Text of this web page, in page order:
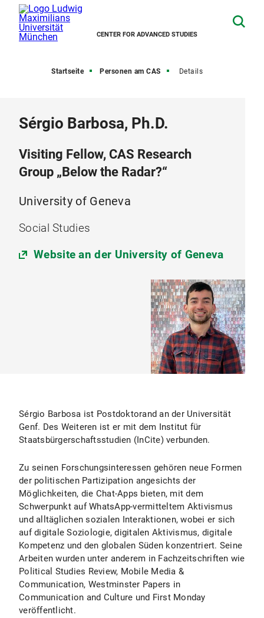
CENTER FOR ADVANCED STUDIES
Startseite Personen am CAS Details
Sérgio Barbosa, Ph.D.
Visiting Fellow, CAS Research
Group „Below the Radar?“
University of Geneva
Social Studies
Website an der University of Geneva
Sérgio Barbosa ist Postdoktorand an der Universität
Genf. Des Weiteren ist er mit dem Institut für
Staatsbürgerschaftsstudien (InCite) verbunden.
Zu seinen Forschungsinteressen gehören neue Formen
der politischen Partizipation angesichts der
Möglichkeiten, die Chat-Apps bieten, mit dem
Schwerpunkt auf WhatsApp-vermitteltem Aktivismus
und alltäglichen sozialen Interaktionen, wobei er sich
auf digitale Soziologie, digitalen Aktivismus, digitale
Kompetenz und den globalen Süden konzentriert. Seine
Arbeiten wurden unter anderem in Fachzeitschriften wie
Political Studies Review, Mobile Media &
Communication, Westminster Papers in
Communication and Culture und First Monday
veröffentlicht.